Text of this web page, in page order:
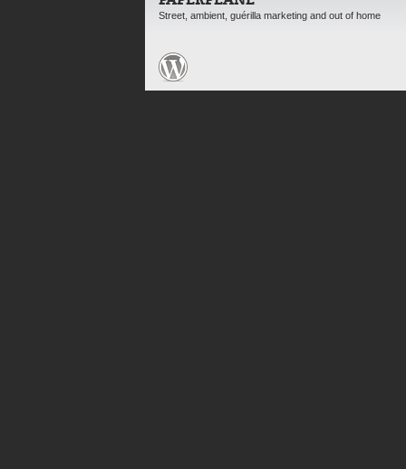
Street, ambient, guérilla marketing and out of home